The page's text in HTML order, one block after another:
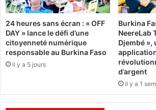
e
n
h
é
r
s
o
s
d
r
24 heures sans écran : « OFF
DAY » lance le défi d’une
citoyenneté numérique
responsable au Burkina Faso
il y a 5 jours
Burkina
NeereLab
Djembé »,
d’argent
il y a 1